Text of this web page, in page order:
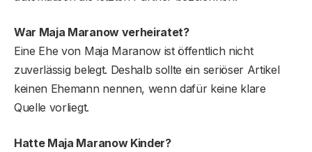
War Maja Maranow verheiratet?
Eine Ehe von Maja Maranow ist öffentlich nicht
zuverlässig belegt. Deshalb sollte ein seriöser Artikel
keinen Ehemann nennen, wenn dafür keine klare
Quelle vorliegt.
Hatte Maja Maranow Kinder?